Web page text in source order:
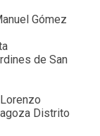
Gómez
de San
Distrito